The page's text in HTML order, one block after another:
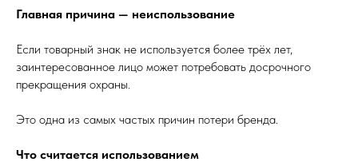
Главная причина — неиспользование
Если товарный знак не используется более трёх лет,
заинтересованное лицо может потребовать досрочного
прекращения охраны.
Это одна из самых частых причин потери бренда.
Что считается использованием